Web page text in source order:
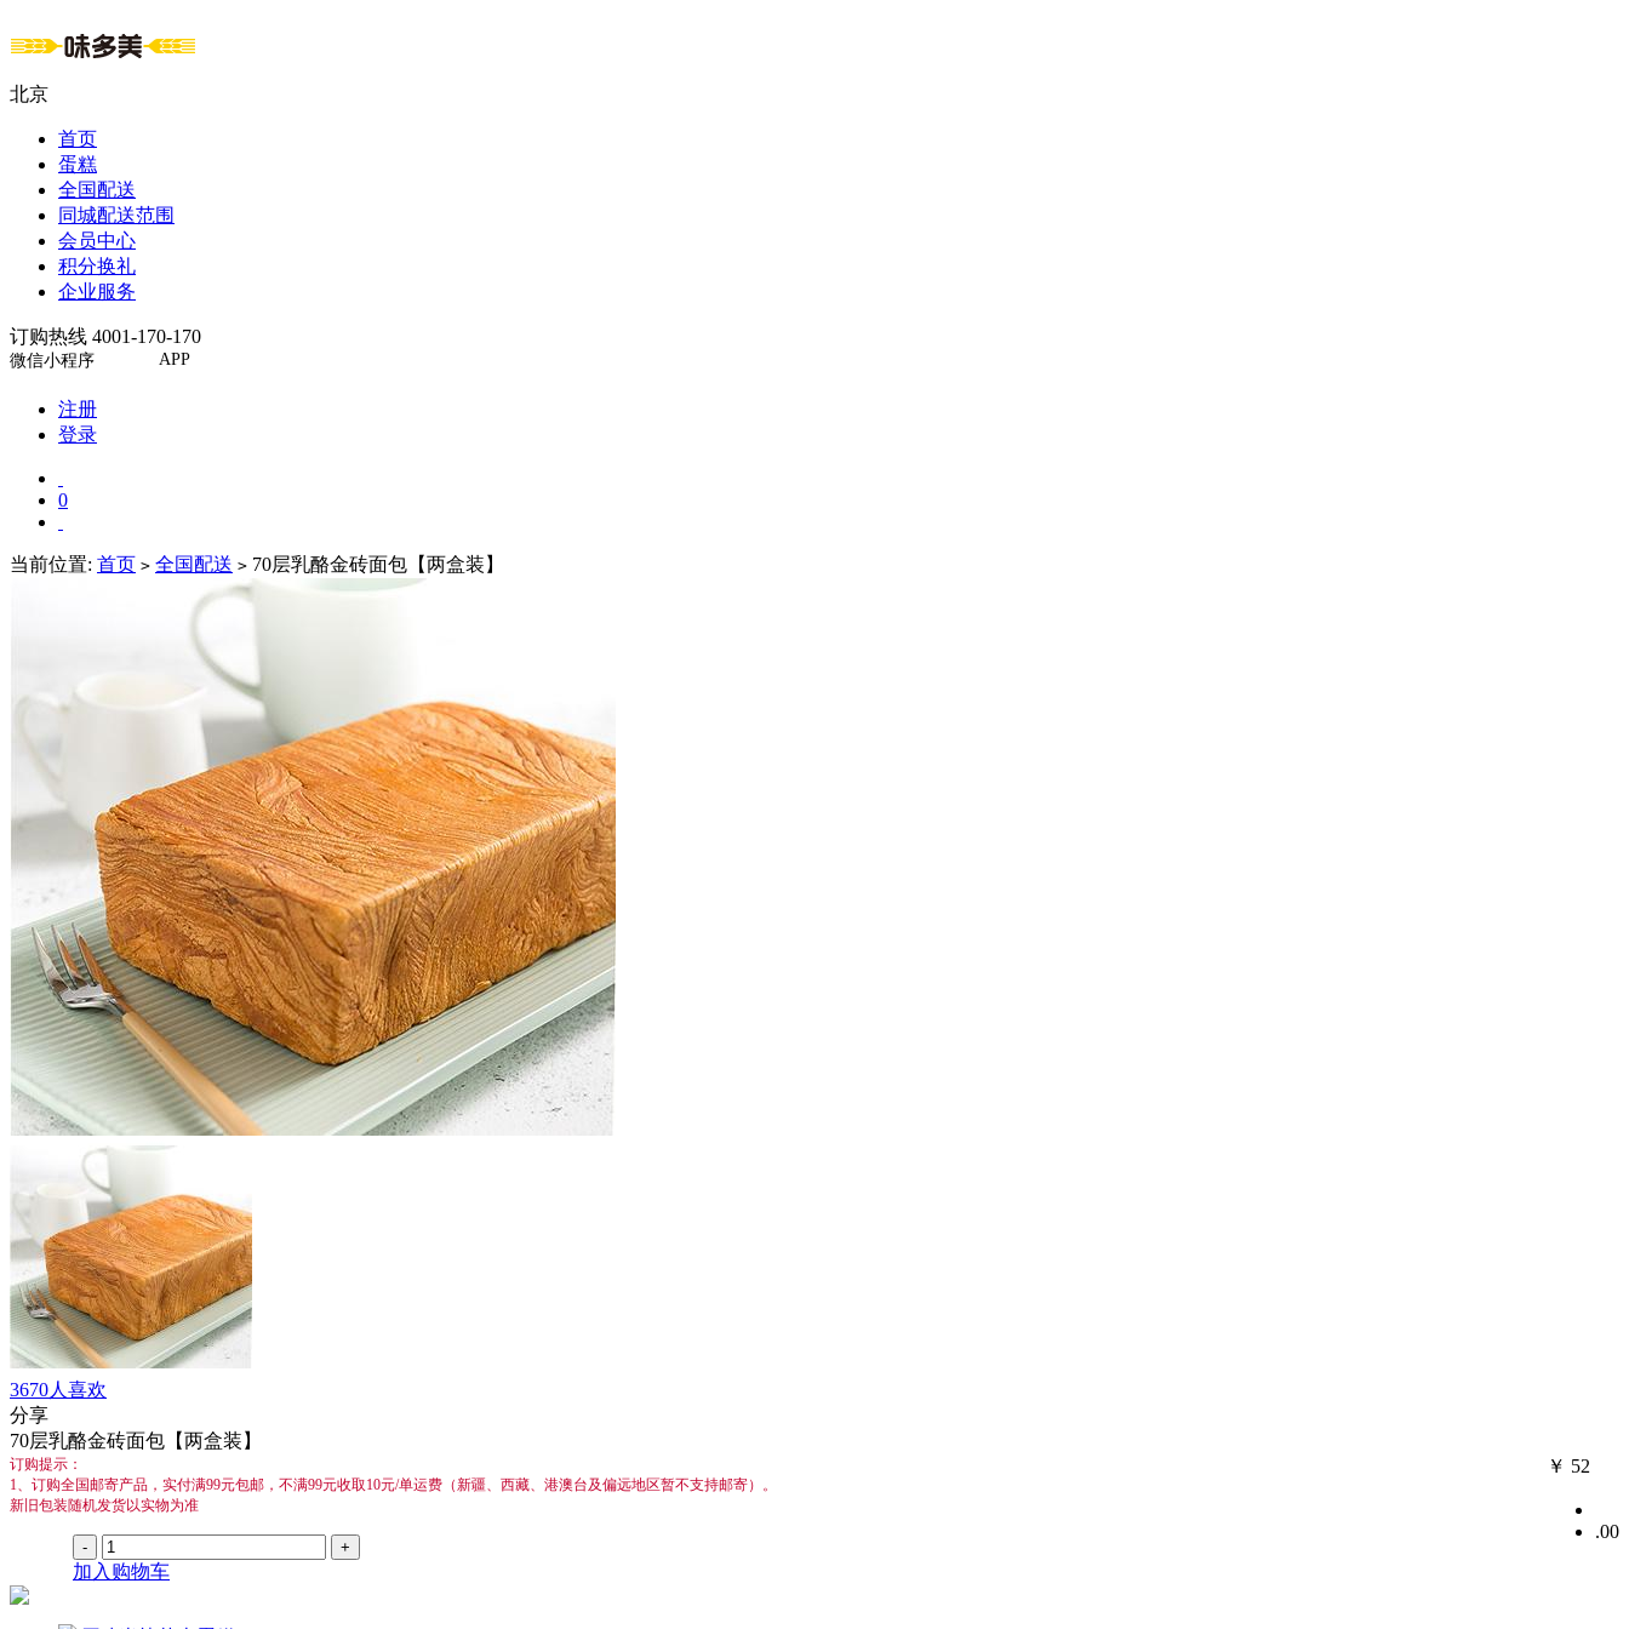
北京
首页
蛋糕
全国配送
同城配送范围
会员中心
积分换礼
企业服务
订购热线 4001-170-170
微信小程序 APP
注册
登录
0
当前位置: 首页 > 全国配送 > 70层乳酪金砖面包【两盒装】
3670人喜欢
分享
70层乳酪金砖面包【两盒装】
￥ 52
.00
订购提示：
1、订购全国邮寄产品，实付满99元包邮，不满99元收取10元/单运费（新疆、西藏、港澳台及偏远地区暂不支持邮寄）。
新旧包装随机发货以实物为准
加入购物车